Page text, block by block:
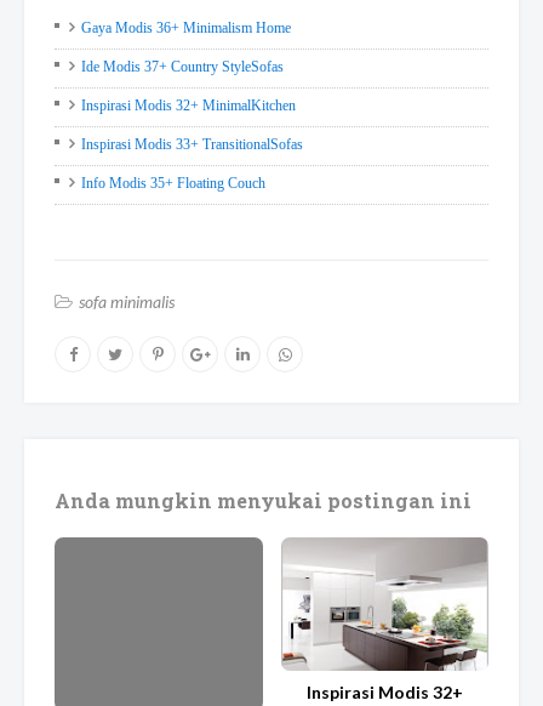
Gaya Modis 36+ Minimalism Home
Ide Modis 37+ Country StyleSofas
Inspirasi Modis 32+ MinimalKitchen
Inspirasi Modis 33+ TransitionalSofas
Info Modis 35+ Floating Couch
sofa minimalis
Anda mungkin menyukai postingan ini
Inspirasi Modis 32+